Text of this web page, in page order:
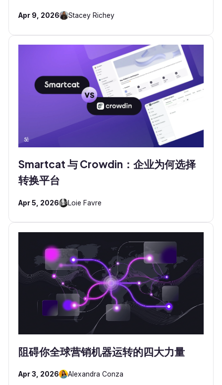
Apr 9, 2026 Stacey Richey
Smartcat 与 Crowdin：企业为何选择
转换平台
Apr 5, 2026 Loie Favre
阻碍你全球营销机器运转的四大力量
Apr 3, 2026 Alexandra Conza